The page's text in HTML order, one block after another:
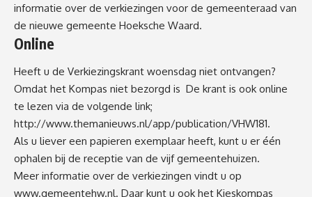
informatie over de verkiezingen voor de gemeenteraad van
de nieuwe gemeente Hoeksche Waard.
Online
Heeft u de Verkiezingskrant woensdag niet ontvangen?
Omdat het Kompas niet bezorgd is De krant is ook online
te lezen via de volgende link;
http://www.themanieuws.nl/app/publication/VHW181.
Als u liever een papieren exemplaar heeft, kunt u er één
ophalen bij de receptie van de vijf gemeentehuizen.
Meer informatie over de verkiezingen vindt u op
www.gemeentehw.nl. Daar kunt u ook het Kieskompas